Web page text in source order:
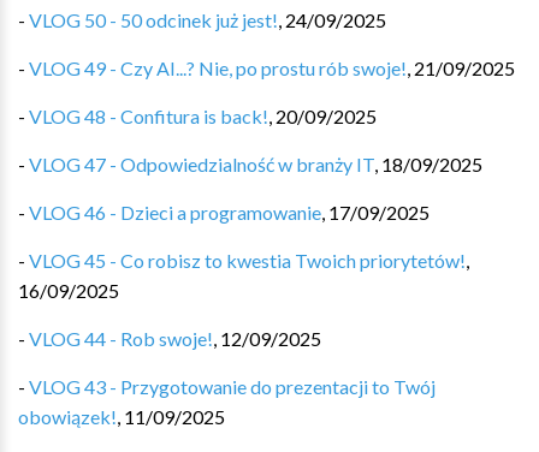
- VLOG 50 - 50 odcinek już jest!, 24/09/2025
- VLOG 49 - Czy AI...? Nie, po prostu rób swoje!, 21/09/2025
- VLOG 48 - Confitura is back!, 20/09/2025
- VLOG 47 - Odpowiedzialność w branży IT, 18/09/2025
- VLOG 46 - Dzieci a programowanie, 17/09/2025
- VLOG 45 - Co robisz to kwestia Twoich priorytetów!,
16/09/2025
- VLOG 44 - Rob swoje!, 12/09/2025
- VLOG 43 - Przygotowanie do prezentacji to Twój
obowiązek!, 11/09/2025